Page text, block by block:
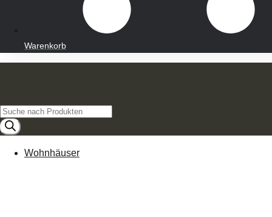
Warenkorb
Products
search
Wohnhäuser